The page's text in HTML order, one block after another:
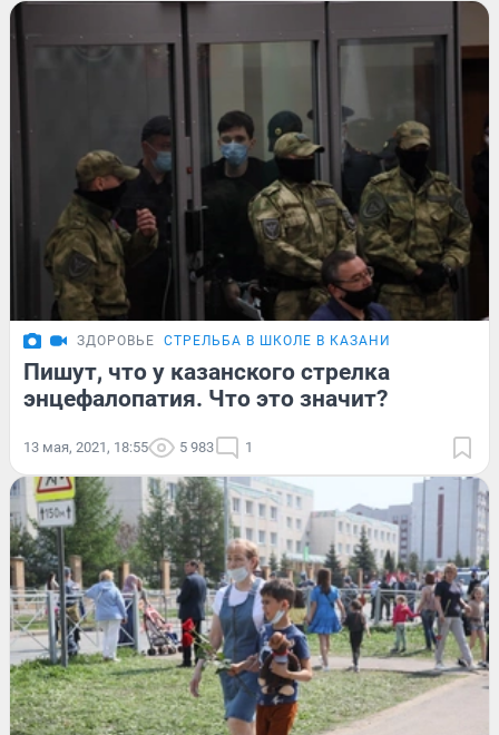
ЗДОРОВЬЕ СТРЕЛЬБА В ШКОЛЕ В КАЗАНИ
Пишут, что у казанского стрелка
энцефалопатия. Что это значит?
13 мая, 2021, 18:55 5 983 1